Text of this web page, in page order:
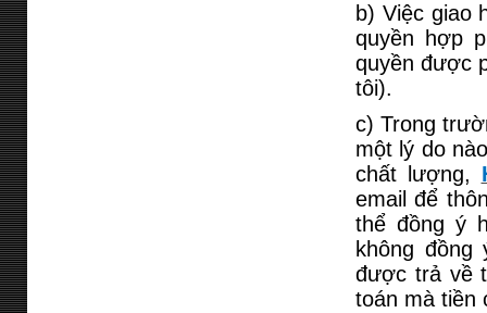
b) Việc giao
quyền hợp
quyền được
tôi).
c) Trong
một lý do
chất lượng,
email để
thể đồng ý
không
được trả về
toán mà tiền